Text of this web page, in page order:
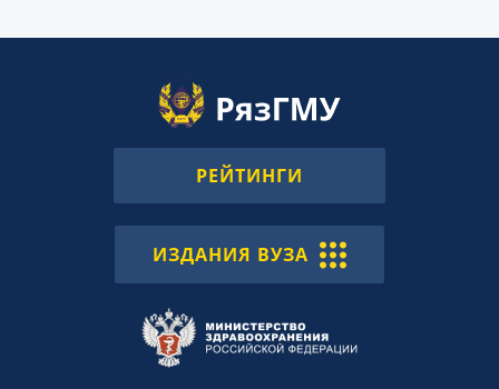
РЕЙТИНГИ
ИЗДАНИЯ ВУЗА